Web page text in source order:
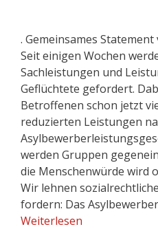
. Gemeinsames
Seit einigen Wochen
Sachleistungen und
Geflüchtete gefordert.
Betroffenen schon jetzt
reduzierten Leistungen
werden Gruppen
die Menschenwürde wird
Wir lehnen
fordern: Das
Weiterlesen